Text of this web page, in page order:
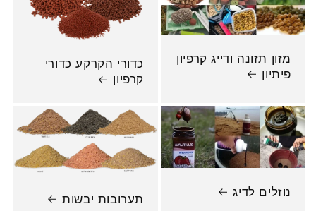
מזון תזונה ודייג קרפיון
פיתיון
כדורי הקרקע כדורי
קרפיון
נוזלים לדיג
תערובות יבשות